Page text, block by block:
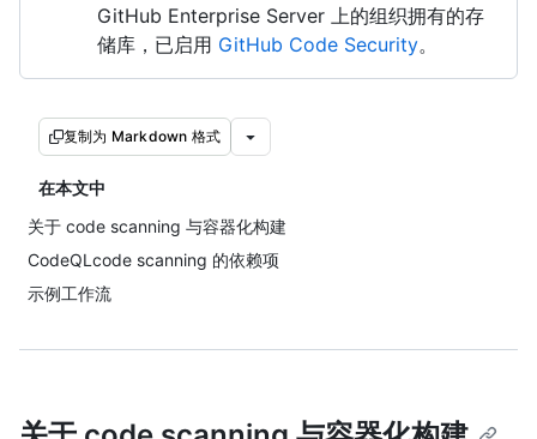
GitHub Enterprise Server 上的组织拥有的存
储库，已启用 GitHub Code Security。
复制为 Markdown 格式
在本文中
关于 code scanning 与容器化构建
CodeQLcode scanning 的依赖项
示例工作流